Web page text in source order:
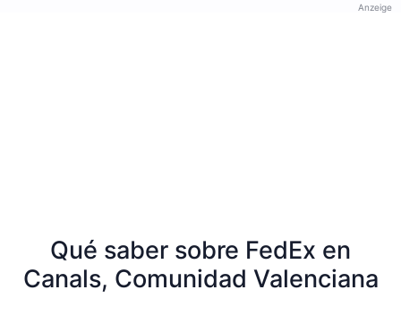
Anzeige
Qué saber sobre FedEx en
Canals, Comunidad Valenciana